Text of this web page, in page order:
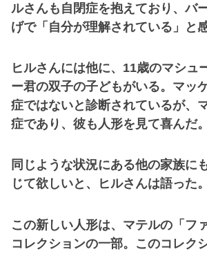
ルさんも自閉症を抱えており、バ
げで「自分が理解されている」と
ヒルさんには他に、11歳のマシュ
ー君の双子の子どもがいる。マッ
症ではないと診断されているが、
症であり、彼も人形を見て喜んだ。
同じような状況にある他の家族に
じて欲しいと、ヒルさんは語った。
この新しい人形は、マテルの「フ
コレクションの一部。このコレク